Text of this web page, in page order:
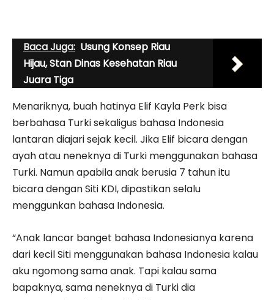
Baca Juga: Usung Konsep Riau
Hijau, Stan Dinas Kesehatan Riau
Juara Tiga
Menariknya, buah hatinya Elif Kayla Perk bisa
berbahasa Turki sekaligus bahasa Indonesia
lantaran diajari sejak kecil. Jika Elif bicara dengan
ayah atau neneknya di Turki menggunakan bahasa
Turki. Namun apabila anak berusia 7 tahun itu
bicara dengan Siti KDI, dipastikan selalu
menggunkan bahasa Indonesia.
“Anak lancar banget bahasa Indonesianya karena
dari kecil Siti menggunakan bahasa Indonesia kalau
aku ngomong sama anak. Tapi kalau sama
bapaknya, sama neneknya di Turki dia